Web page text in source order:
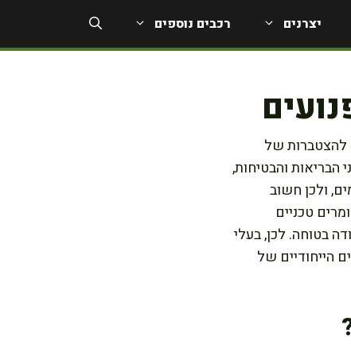
יצרנים רכבים נוספים
להצטברות של
הבריאות והבטיחות,
ולכן חשוב
טכניים
בטוחה. לכן, בעלי
הייחודיים של